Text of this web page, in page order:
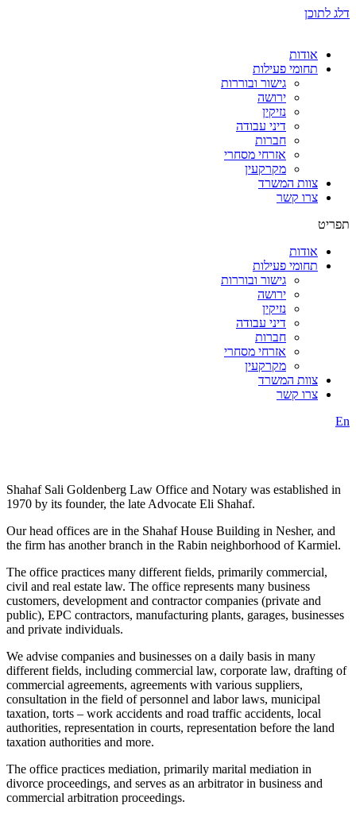
דלג לתוכן
אודות
תחומי פעילות
גישור ובוררות
ירושה
נזיקין
דיני עבודה
חברות
אזרחי מסחרי
מקרקעין
צוות המשרד
צרו קשר
תפריט
אודות
תחומי פעילות
גישור ובוררות
ירושה
נזיקין
דיני עבודה
חברות
אזרחי מסחרי
מקרקעין
צוות המשרד
צרו קשר
En
Shahaf Sali Goldenberg Law Office and Notary was established in
1970 by its founder, the late Advocate Eli Shahaf.
Our head offices are in the Shahaf House Building in Nesher, and
the firm has another branch in the Rabin neighborhood of Karmiel.
The office practices many different fields, primarily commercial,
civil and real estate law. The office represents many business
customers, development and contractor companies (private and
public), EPC contractors, manufacturing plants, garages, businesses
and private individuals.
We advise companies and businesses on a daily basis in many
different fields, including commercial law, corporate law, drafting of
commercial agreements, agreements with various suppliers,
consultation in the field of personnel and labor laws, municipal
taxation, torts – work accidents and road traffic accidents, local
authorities, representation in courts, representation before the land
taxation authorities and more.
The office practices mediation, primarily marital mediation in
divorce proceedings, and serves as an arbitrator in business and
commercial arbitration proceedings.